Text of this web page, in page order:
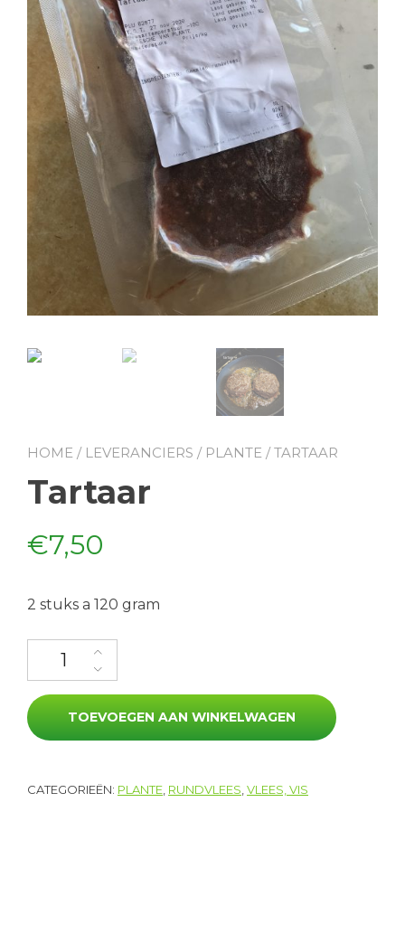
HOME / LEVERANCIERS / PLANTE / TARTAAR
Tartaar
€7,50
2 stuks a 120 gram
Tartaar aantal
TOEVOEGEN AAN WINKELWAGEN
CATEGORIEËN: PLANTE RUNDVLEES VLEES, VIS